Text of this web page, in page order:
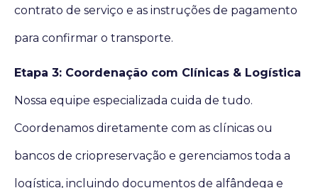
contrato de serviço e as instruções de pagamento
para confirmar o transporte.
Etapa 3: Coordenação com Clínicas & Logística
Nossa equipe especializada cuida de tudo.
Coordenamos diretamente com as clínicas ou
bancos de criopreservação e gerenciamos toda a
logística, incluindo documentos de alfândega e